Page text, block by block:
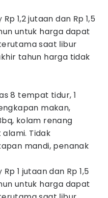
1,2 jutaan dan Rp 1,5
untuk harga dapat
saat libur
tahun harga tidak
8 tempat tidur, 1
makan,
kolam renang
Tidak
mandi, penanak
1 jutaan dan Rp 1,5
untuk harga dapat